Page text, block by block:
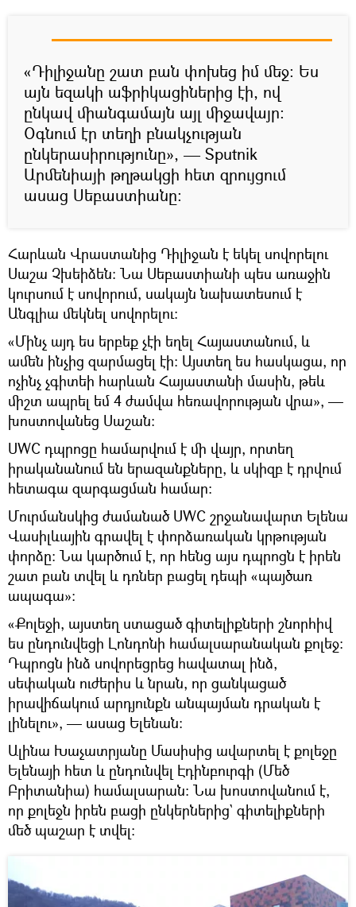
«Դիլիջանը շատ բան փոխեց իմ մեջ։ Ես
այն եզակի աֆրիկացիներից էի, ով
ընկավ միանգամայն այլ միջավայր։
Օգնում էր տեղի բնակչության
ընկերասիրությունը», — Sputnik
Արմենիայի թղթակցի հետ զրույցում
ասաց Սեբաստիանը։
Հարևան Վրաստանից Դիլիջան է եկել սովորելու
Սաշա Չխեիձեն։ Նա Սեբաստիանի պես առաջին
կուրսում է սովորում, սակայն նախատեսում է
Անգլիա մեկնել սովորելու։
«Մինչ այդ ես երբեք չէի եղել Հայաստանում, և
ամեն ինչից զարմացել էի։ Այստեղ ես հասկացա, որ
ոչինչ չգիտեի հարևան Հայաստանի մասին, թեև
միշտ ապրել եմ 4 ժամվա հեռավորության վրա», —
խոստովանեց Սաշան։
UWC դպրոցը համարվում է մի վայր, որտեղ
իրականանում են երազանքները, և սկիզբ է դրվում
հետագա զարգացման համար։
Մուրմանսկից ժամանած UWC շրջանավարտ Ելենա
Վասիլևային գրավել է փորձառական կրթության
փորձը։ Նա կարծում է, որ հենց այս դպրոցն է իրեն
շատ բան տվել և դռներ բացել դեպի «պայծառ
ապագա»։
«Քոլեջի, այստեղ ստացած գիտելիքների շնորհիվ
ես ընդունվեցի Լոնդոնի համալսարանական քոլեջ։
Դպրոցն ինձ սովորեցրեց հավատալ ինձ,
սեփական ուժերիս և նրան, որ ցանկացած
իրավիճակում արդյունքն անպայման դրական է
լինելու», — ասաց Ելենան։
Ալինա Խաչատրյանը Մասիսից ավարտել է քոլեջը
Ելենայի հետ և ընդունվել Էդինբուրգի (Մեծ
Բրիտանիա) համալսարան։ Նա խոստովանում է,
որ քոլեջն իրեն բացի ընկերներից` գիտելիքների
մեծ պաշար է տվել։